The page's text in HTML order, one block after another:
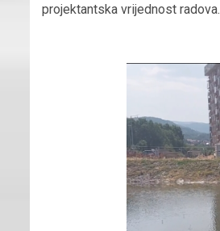
projektantska vrijednost radova.